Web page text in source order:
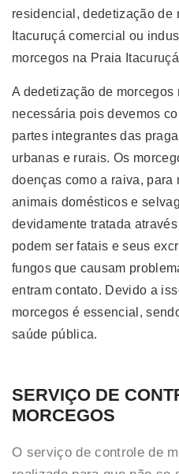
residencial, dedetização de
Itacuruçá comercial ou
morcegos na Praia
A dedetização de morcegos
necessária pois devemos
partes integrantes das
urbanas e rurais. Os
doenças como a raiva, para
animais domésticos e
devidamente tratada
podem ser fatais e seus
fungos que causam
entram contato. Devido a
morcegos é essencial,
saúde pública.
SERVIÇO DE
MORCEGOS
O serviço de controle de